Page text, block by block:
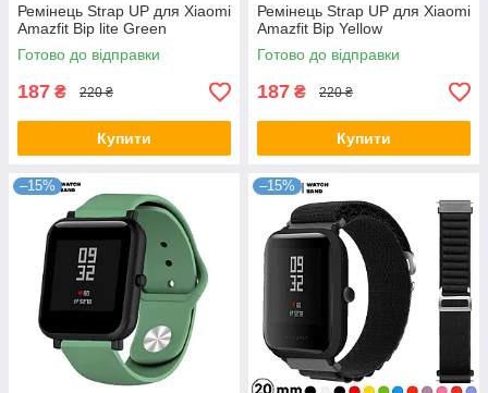
Ремінець Strap UP для Xiaomi
Amazfit Bip lite Green
Готово до відправки
187 ₴ 220 ₴
Купити
Ремінець Strap UP для Xiaomi
Amazfit Bip Yellow
Готово до відправки
187 ₴ 220 ₴
Купити
–15% –15%